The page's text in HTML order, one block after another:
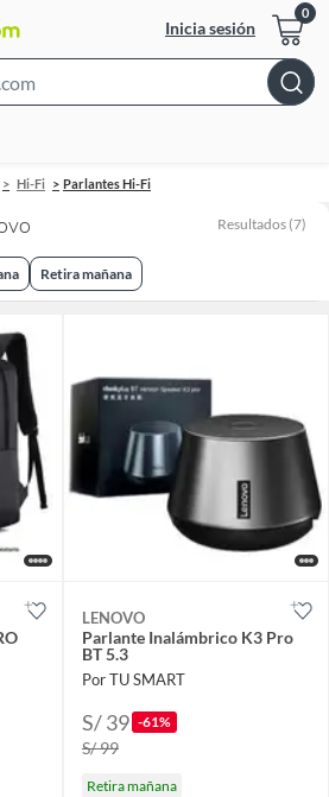
Inicia sesión
Bar
Hi-Fi Parlantes Hi-Fi
Resultados (7)
Retira mañana
LENOVO
Parlante Inalámbrico K3 Pro
BT 5.3
Por TU SMART
S/ 39 -61%
S/ 99
Retira mañana